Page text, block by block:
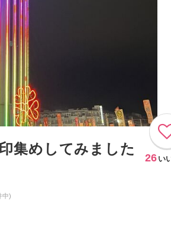
集めしてみました
26 い
中)